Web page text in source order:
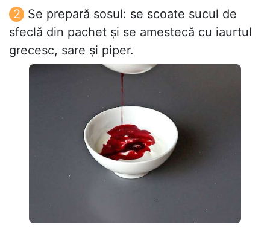
Se prepară sosul: se scoate sucul de
sfeclă din pachet și se amestecă cu iaurtul
grecesc, sare și piper.